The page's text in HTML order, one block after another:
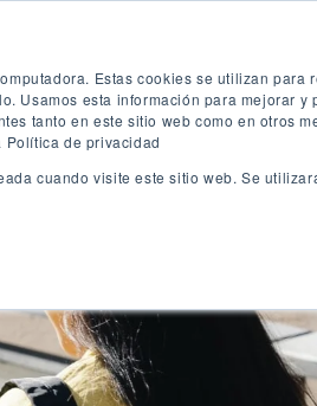
Estas cookies se utilizan
Usamos esta información para mejorar
tanto en este sitio web como en otros
Política de privacidad
cuando visite este sitio web. Se
de ingles